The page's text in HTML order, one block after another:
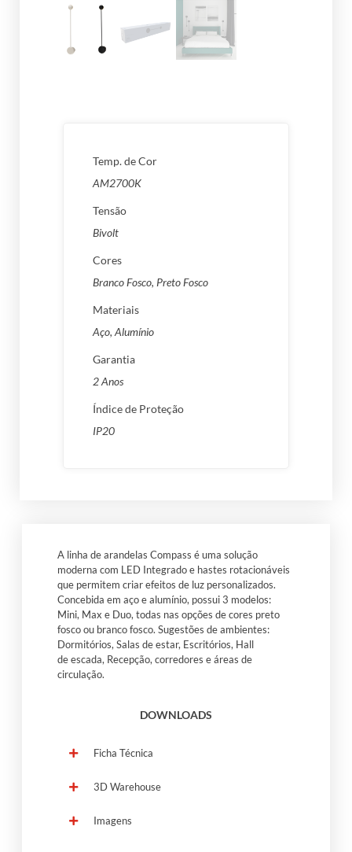
Temp. de Cor
AM2700K
Tensão
Bivolt
Cores
Branco Fosco, Preto Fosco
Materiais
Aço, Alumínio
Garantia
2 Anos
Índice de Proteção
IP20
A linha de arandelas Compass é uma solução
moderna com LED Integrado e hastes rotacionáveis
que permitem criar efeitos de luz personalizados.
Concebida em aço e alumínio, possui 3 modelos:
Mini, Max e Duo, todas nas opções de cores preto
fosco ou branco fosco. Sugestões de ambientes:
Dormitórios, Salas de estar, Escritórios, Hall
de escada, Recepção, corredores e áreas de
circulação.
DOWNLOADS
Ficha Técnica
3D Warehouse
Imagens